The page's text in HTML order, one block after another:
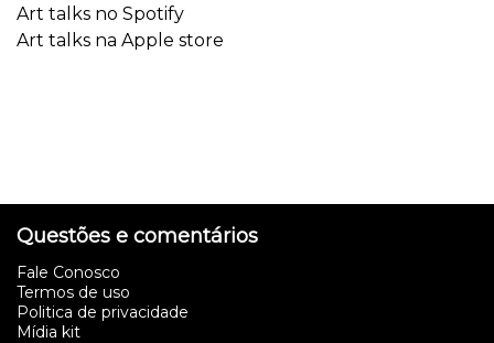
Art talks no Spotify
Art talks na Apple store
Questões e comentários
Fale Conosco
Termos de uso
Politica de privacidade
Mídia kit